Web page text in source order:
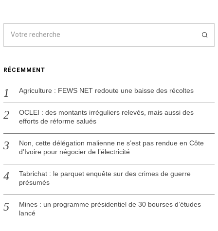
RÉCEMMENT
Agriculture : FEWS NET redoute une baisse des récoltes
OCLEI : des montants irréguliers relevés, mais aussi des
efforts de réforme salués
Non, cette délégation malienne ne s’est pas rendue en Côte
d’Ivoire pour négocier de l’électricité
Tabrichat : le parquet enquête sur des crimes de guerre
présumés
Mines : un programme présidentiel de 30 bourses d’études
lancé